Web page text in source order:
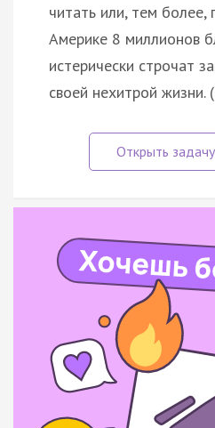
читать или, тем более,
Америке 8 миллионов
истерически строчат
своей нехитрой